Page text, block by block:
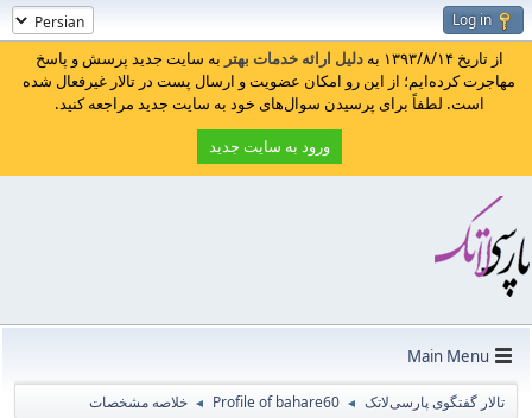
Log in
از تاریخ ۱۳۹۳/۸/۱۴ به دلیل ارائه خدمات بهتر به سایت جدید پرسش و پاسخ
مهاجرت کرده‌ایم؛ از این رو امکان عضویت و ارسال پست در تالار غیرفعال شده
است. لطفاً برای پرسیدن سوال‌های خود به سایت جدید مراجعه کنید.
ورود به سایت جدید
Main Menu
تالار گفتگوی پارسی‌لاتک ◄
Profile of bahare60
◄ خلاصه مشخصات